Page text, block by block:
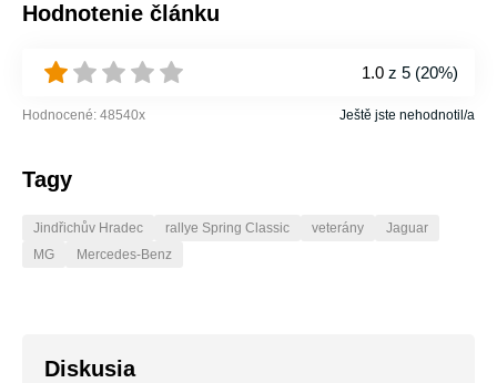
Hodnotenie článku
1.0 z 5 (20%)
Hodnocené: 48540x Ještě jste nehodnotil/a
Tagy
Jindřichův Hradec rallye Spring Classic veterány
Jaguar
MG
Mercedes-Benz
Diskusia